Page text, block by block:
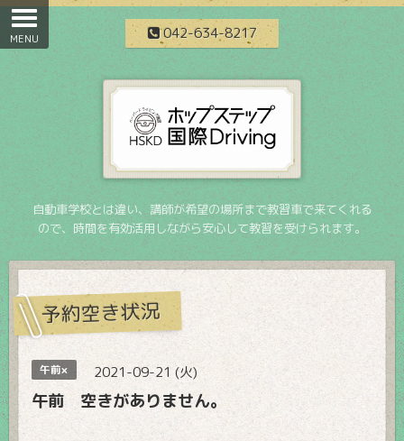
042-634-8217
自動車学校とは違い、講師が希望の場所まで教習車で来てくれる
ので、時間を有効活用しながら安心して教習を受けられます。
予約空き状況
午前× 2021-09-21 (火)
午前 空きがありません。